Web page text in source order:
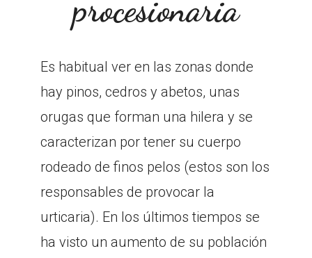
procesionaria
Es habitual ver en las zonas donde
hay pinos, cedros y abetos, unas
orugas que forman una hilera y se
caracterizan por tener su cuerpo
rodeado de finos pelos (estos son los
responsables de provocar la
urticaria). En los últimos tiempos se
ha visto un aumento de su población